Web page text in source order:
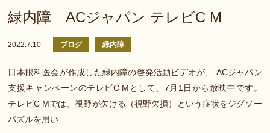
緑内障 ACジャパン テレビC M
2022.7.10 ブログ 緑内障
日本眼科医会が作成した緑内障の啓発活動ビデオが、 ACジャパン
支援キャンペーンのテレビC Mとして、7月1日から放映中です。
テレビC Mでは、視野が欠ける（視野欠損）という症状をジグソー
パズルを用い…